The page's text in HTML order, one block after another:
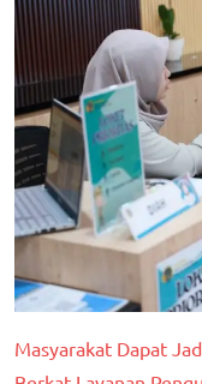
Masyarakat Dapat